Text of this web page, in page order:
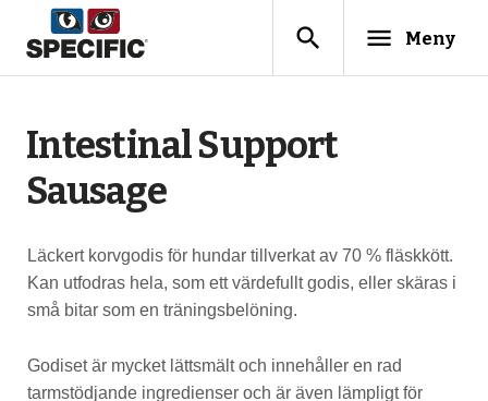
search menu Meny
Intestinal Support
Sausage
Läckert korvgodis för hundar tillverkat av 70 % fläskkött.
Kan utfodras hela, som ett värdefullt godis, eller skäras i
små bitar som en träningsbelöning.
Godiset är mycket lättsmält och innehåller en rad
tarmstödjande ingredienser och är även lämpligt för